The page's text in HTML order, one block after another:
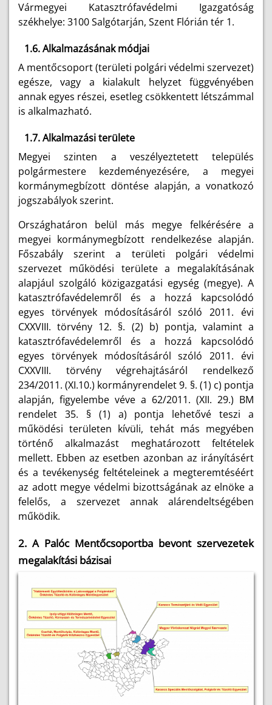
Vármegyei Katasztrófavédelmi Igazgatóság
székhelye: 3100 Salgótarján, Szent Flórián tér 1.
1.6. Alkalmazásának módjai
A mentőcsoport (területi polgári védelmi szervezet)
egésze, vagy a kialakult helyzet függvényében
annak egyes részei, esetleg csökkentett létszámmal
is alkalmazható.
1.7. Alkalmazási területe
Megyei szinten a veszélyeztetett település
polgármestere kezdeményezésére, a megyei
kormánymegbízott döntése alapján, a vonatkozó
jogszabályok szerint.
Országhatáron belül más megye felkérésére a
megyei kormánymegbízott rendelkezése alapján.
Főszabály szerint a területi polgári védelmi
szervezet működési területe a megalakításának
alapjául szolgáló közigazgatási egység (megye). A
katasztrófavédelemről és a hozzá kapcsolódó
egyes törvények módosításáról szóló 2011. évi
CXXVIII. törvény 12. §. (2) b) pontja, valamint a
katasztrófavédelemről és a hozzá kapcsolódó
egyes törvények módosításáról szóló 2011. évi
CXXVIII. törvény végrehajtásáról rendelkező
234/2011. (XI.10.) kormányrendelet 9. §. (1) c) pontja
alapján, figyelembe véve a 62/2011. (XII. 29.) BM
rendelet 35. § (1) a) pontja lehetővé teszi a
működési területen kívüli, tehát más megyében
történő alkalmazást meghatározott feltételek
mellett. Ebben az esetben azonban az irányításért
és a tevékenység feltételeinek a megteremtéséért
az adott megye védelmi bizottságának az elnöke a
felelős, a szervezet annak alárendeltségében
működik.
2. A Palóc Mentőcsoportba bevont szervezetek
megalakítási bázisai